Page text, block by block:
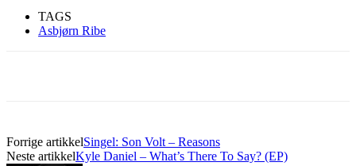
TAGS
Asbjørn Ribe
Forrige artikkelSingel: Son Volt – Reasons
Neste artikkelKyle Daniel – What’s There To Say? (EP)